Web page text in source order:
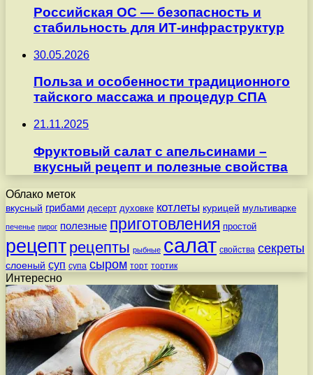
Российская ОС — безопасность и
стабильность для ИТ-инфраструктур
30.05.2026
Польза и особенности традиционного
тайского массажа и процедур СПА
21.11.2025
Фруктовый салат с апельсинами –
вкусный рецепт и полезные свойства
Облако меток
вкусный грибами десерт духовке котлеты курицей мультиварке
печенье пирог полезные приготовления простой
рецепт рецепты рыбные салат свойства секреты
слоеный суп супа сыром торт тортик
Интересно